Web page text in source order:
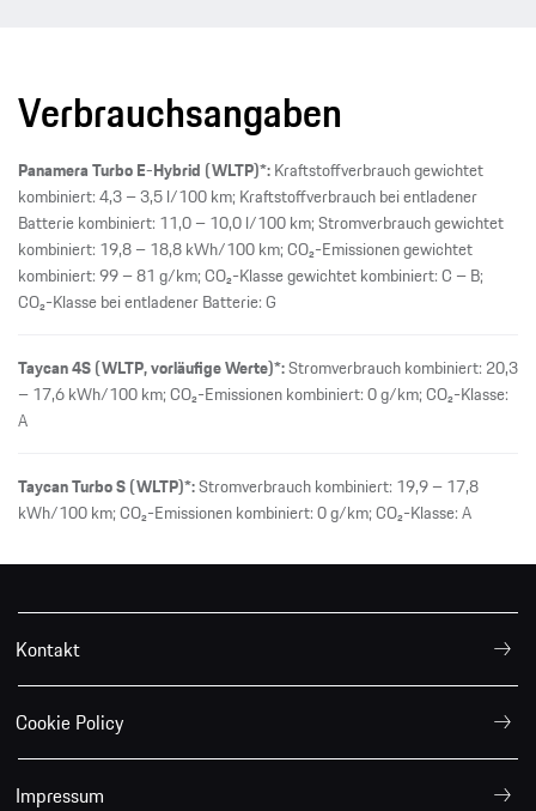
Verbrauchsangaben
Panamera Turbo E-Hybrid (WLTP)*:Kraftstoffverbrauch gewichtet
kombiniert: 4,3 – 3,5 l/100 km; Kraftstoffverbrauch bei entladener
Batterie kombiniert: 11,0 – 10,0 l/100 km; Stromverbrauch gewichtet
kombiniert: 19,8 – 18,8 kWh/100 km; CO₂-Emissionen gewichtet
kombiniert: 99 – 81 g/km; CO₂-Klasse gewichtet kombiniert: C – B;
CO₂-Klasse bei entladener Batterie: G
Taycan 4S (WLTP, vorläufige Werte)*:Stromverbrauch kombiniert: 20,3
– 17,6 kWh/100 km; CO₂-Emissionen kombiniert: 0 g/km; CO₂-Klasse:
A
Taycan Turbo S (WLTP)*:Stromverbrauch kombiniert: 19,9 – 17,8
kWh/100 km; CO₂-Emissionen kombiniert: 0 g/km; CO₂-Klasse: A
Kontakt
Cookie Policy
Impressum